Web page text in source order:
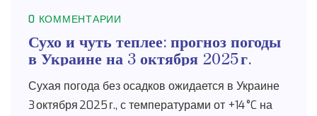
0 КОММЕНТАРИИ
Сухо и чуть теплее: прогноз погоды
в Украине на 3 октября 2025 г.
Сухая погода без осадков ожидается в Украине
3 октября 2025 г., с температурами от +14 °C на